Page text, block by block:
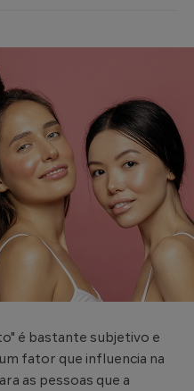
é bastante subjetivo e
fator que influencia na
as pessoas que a